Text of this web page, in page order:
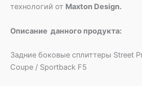
технологий от Maxton Design.
Описание данного продукта:
Задние боковые сплиттеры Street
Coupe / Sportback F5